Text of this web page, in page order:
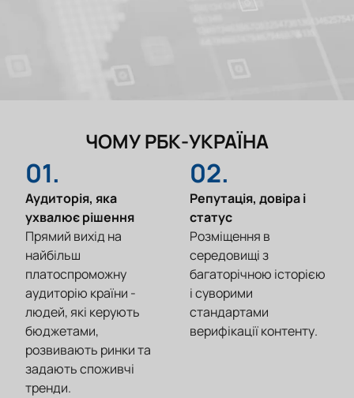
ЧОМУ РБК-УКРАЇНА
01.
Аудиторія, яка
ухвалює рішення
Прямий вихід на
найбільш
платоспроможну
аудиторію країни -
людей, які керують
бюджетами,
розвивають ринки та
задають споживчі
тренди.
02.
Репутація, довіра і
статус
Розміщення в
середовищі з
багаторічною історією
і суворими
стандартами
верифікації контенту.